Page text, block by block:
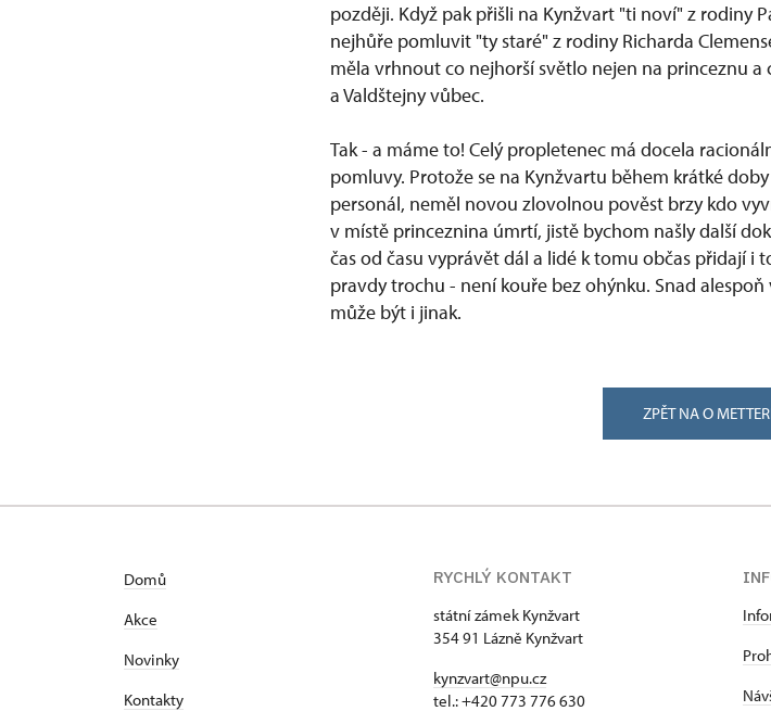
později. Když pak přišli na Kynžvart "ti noví" z rodiny
nejhůře pomluvit "ty staré" z rodiny Richarda
měla vrhnout co nejhorší světlo nejen na princeznu
a Valdštejny vůbec.
Tak - a máme to! Celý propletenec má docela
pomluvy. Protože se na Kynžvartu během krátké
personál, neměl novou zlovolnou pověst brzy kdo
v místě princeznina úmrtí, jistě bychom našly další
čas od času vyprávět dál a lidé k tomu občas přidají i
pravdy trochu - není kouře bez ohýnku. Snad
může být i jinak.
ZPĚT NA O
Domů
Akce
Novinky
Kontakty
RYCHLÝ KONTAKT
státní zámek Kynžvart
354 91 Lázně Kynžvart
kynzvart@npu.cz
tel.: +420 773 776 630